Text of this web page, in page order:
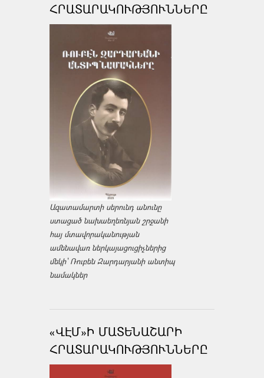
ՀՐԱՏԱՐԱԿՈՒԹՅՈՒՆՆԵՐԸ
Ազատամարտի սերունդ անունը
ստացած նախաեղեռնյան շրջանի
հայ մտավորականության
ամենավառ ներկայացուցիչներից
մեկի՝ Ռուբեն Զարդարյանի անտիպ
նամակներ
«ՎԷՄ»Ի ՄԱՏԵՆԱՇԱՐԻ
ՀՐԱՏԱՐԱԿՈՒԹՅՈՒՆՆԵՐԸ